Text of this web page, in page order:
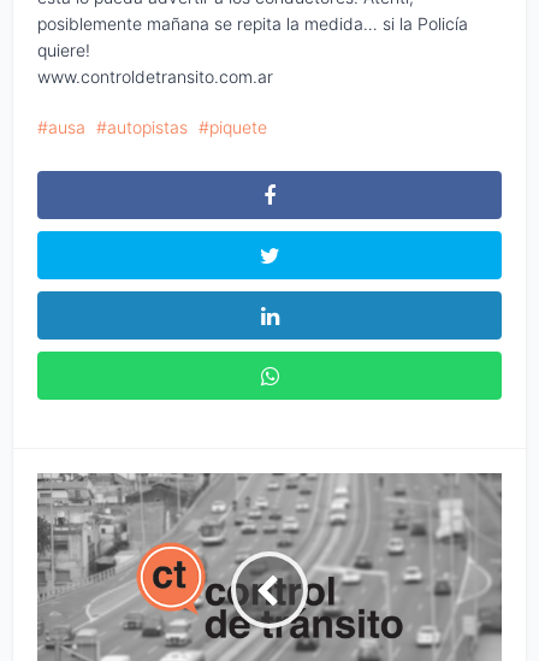
posiblemente mañana se repita la medida… si la Policía
quiere!
www.controldetransito.com.ar
ausa autopistas piquete